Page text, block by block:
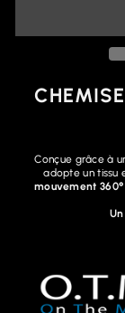
Conçue grâce à
adopte un tissu
mouvement 360°